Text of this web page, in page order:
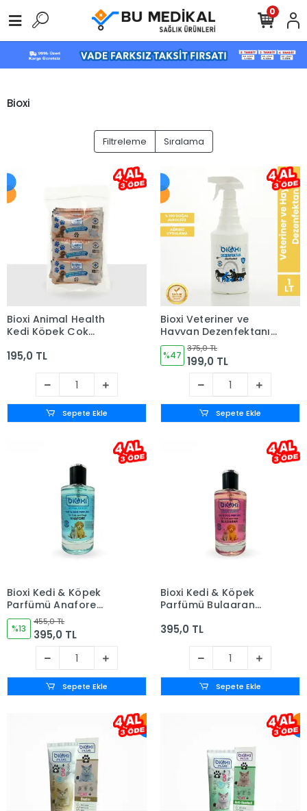
0
Bioxi
Filtreleme Sıralama
Bioxi Animal Health
Kedi Köpek Çok
Temizleme Mendili
195,0 TL
Sepete Ekle
Bioxi Veteriner ve
Hayvan Dezenfektanı 1
LT | Etkili Hipokloröz
Asit (HOCl) Bazlı
Çözüm
%47
375,0 TL
199,0 TL
Sepete Ekle
Bioxi Kedi & Köpek
Parfümü Anafore
100ml
%13
455,0 TL
395,0 TL
Sepete Ekle
Bioxi Kedi & Köpek
Parfümü Bulgaran
395,0 TL
Sepete Ekle